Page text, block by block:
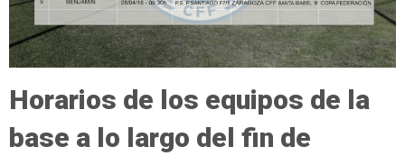
Horarios de los equipos de la
base a lo largo del fin de